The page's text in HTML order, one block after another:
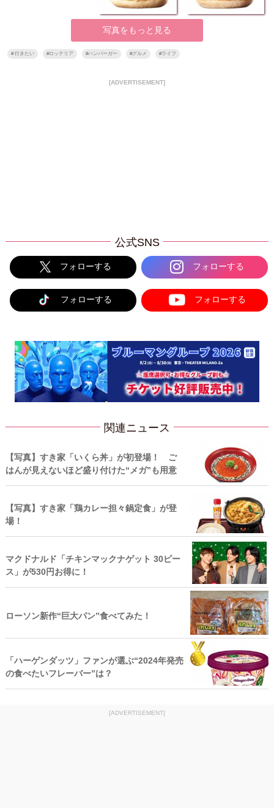
写真をもっと見る
#行きたい #ロッテリア #ハンバーガー #グルメ #ライフ
[ADVERTISEMENT]
公式SNS
フォローする フォローする
フォローする フォローする
関連ニュース
【写真】すき家「いくら丼」が初登場！ ご
はんが見えないほど盛り付けた“メガ”も用意
【写真】すき家「鶏カレー担々鍋定食」が登
場！
マクドナルド「チキンマックナゲット 30ピー
ス」が530円お得に！
ローソン新作“巨大パン”食べてみた！
「ハーゲンダッツ」ファンが選ぶ“2024年発売
の食べたいフレーバー”は？
[ADVERTISEMENT]